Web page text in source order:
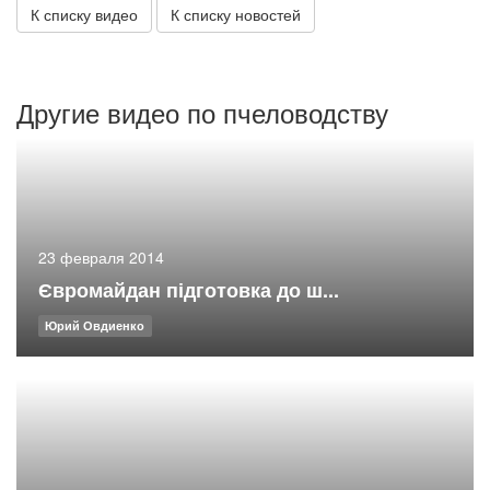
К списку видео К списку новостей
Другие видео по пчеловодству
23 февраля 2014
Євромайдан підготовка до ш...
Юрий Овдиенко